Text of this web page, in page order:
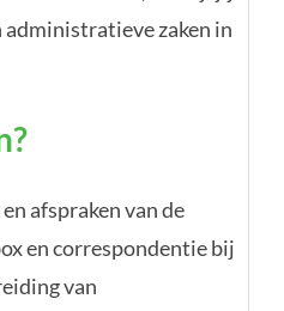
zaken in
en afspraken van de
en correspondentie bij
van